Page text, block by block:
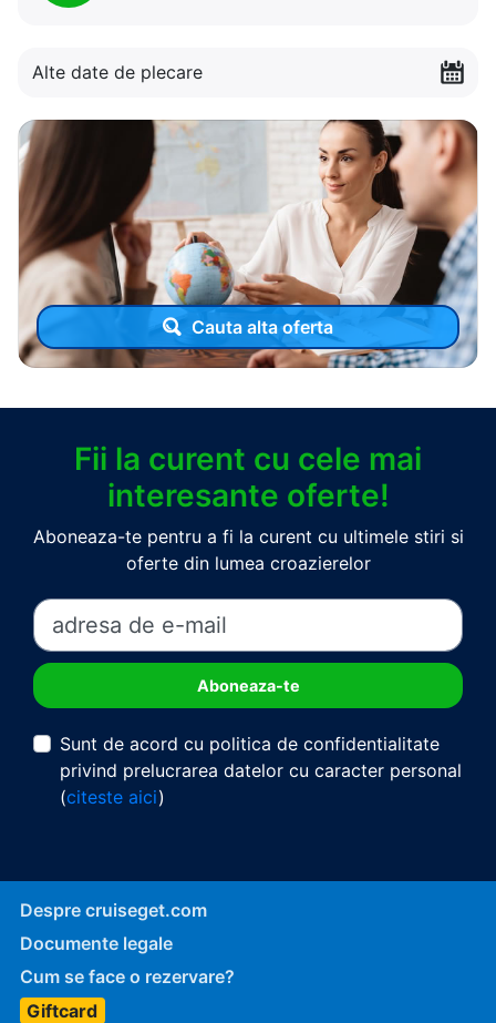
Alte date de plecare
Cauta alta oferta
Fii la curent cu cele mai
interesante oferte!
Aboneaza-te pentru a fi la curent cu ultimele stiri si
oferte din lumea croazierelor
Sunt de acord cu politica de confidentialitate
privind prelucrarea datelor cu caracter personal
(citeste aici)
Despre cruiseget.com
Documente legale
Cum se face o rezervare?
Giftcard